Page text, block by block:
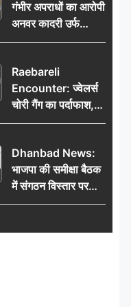
भेजकर कहा– अंतिम
संस्कार कर दीजिए हम
नहीं आ पाएंगे
गंभीर अपराधों का आरोपी
अनवर कादरी उर्फ
‘डकैत’ गिरफ्तार, इंदौर
Raebareli
Encounter: ज्वेलर्स
चोरी गैंग का पर्दाफाश,
पुलिस मुठभेड़ में दो
किलो चांदी बरामद
Dhanbad News:
भाजपा की समीक्षा बैठक
में संगठन विस्तार पर
मंथन, बीडीओ से
जनसमस्याओं का विवरण